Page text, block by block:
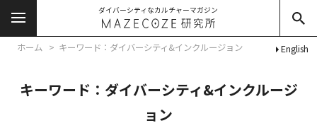
ダイバーシティなカルチャーマガジン
English
ホーム キーワード：ダイバーシティ&インクルージョン
キーワード：ダイバーシティ&インクルージ
ョン